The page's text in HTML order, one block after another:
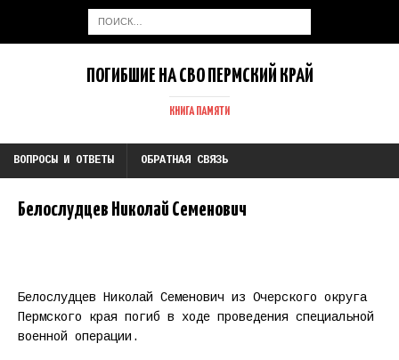
ПОГИБШИЕ НА СВО ПЕРМСКИЙ КРАЙ
КНИГА ПАМЯТИ
ВОПРОСЫ И ОТВЕТЫ ОБРАТНАЯ СВЯЗЬ
Белослудцев Николай Семенович
Белослудцев Николай Семенович из Очерского округа
Пермского края погиб в ходе проведения специальной
военной операции.